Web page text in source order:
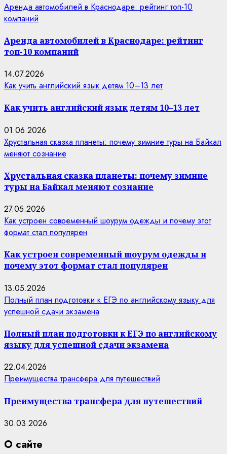
Аренда автомобилей в Краснодаре: рейтинг топ-10
компаний
Аренда автомобилей в Краснодаре: рейтинг
топ-10 компаний
14.07.2026
Как учить английский язык детям 10–13 лет
Как учить английский язык детям 10–13 лет
01.06.2026
Хрустальная сказка планеты: почему зимние туры на Байкал
меняют сознание
Хрустальная сказка планеты: почему зимние
туры на Байкал меняют сознание
27.05.2026
Как устроен современный шоурум одежды и почему этот
формат стал популярен
Как устроен современный шоурум одежды и
почему этот формат стал популярен
13.05.2026
Полный план подготовки к ЕГЭ по английскому языку для
успешной сдачи экзамена
Полный план подготовки к ЕГЭ по английскому
языку для успешной сдачи экзамена
22.04.2026
Преимущества трансфера для путешествий
Преимущества трансфера для путешествий
30.03.2026
О сайте